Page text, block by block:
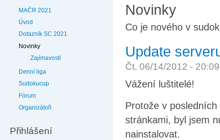
MAČR 2021
Úvod
Dotazník SC 2021
Novinky
Zajímavosti
Denní liga
Sudokucup
Fórum
Organizátoři
Přihlášení
Novinky
Co je nového v
Update
Čt, 06/14/2012 -
Vážení luštitelé!
Protože v
stránkami, byl jsem
nainstalovat.